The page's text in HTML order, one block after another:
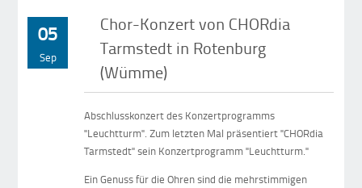
05
Sep
Chor-Konzert von CHORdia
Tarmstedt in Rotenburg
(Wümme)
Abschlusskonzert des Konzertprogramms
"Leuchtturm". Zum letzten Mal präsentiert "CHORdia
Tarmstedt" sein Konzertprogramm "Leuchtturm."
Ein Genuss für die Ohren sind die mehrstimmigen